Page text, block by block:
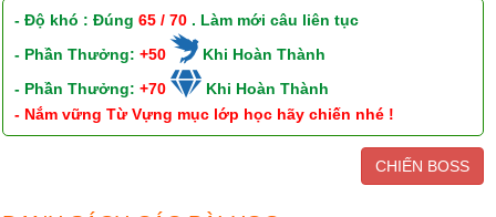
- Độ khó : Đúng65 / 70 . Làm mới câu liên tục
- Phần Thưởng:+50
Khi Hoàn Thành
- Phần Thưởng:+70
Khi Hoàn Thành
- Nắm vững Từ Vựng mục lớp học hãy chiến nhé !
CHIẾN BOSS